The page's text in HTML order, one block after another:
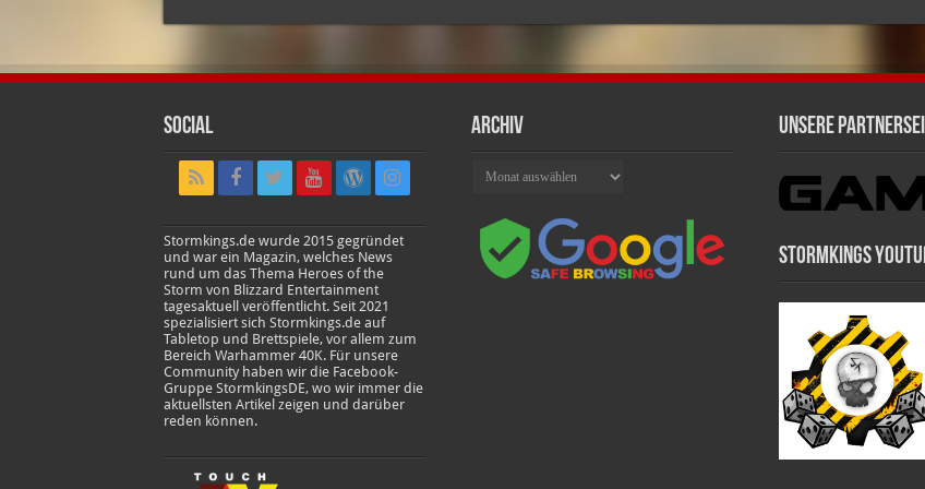
Social
Stormkings.de wurde 2015 gegründet
und war ein Magazin, welches News
rund um das Thema Heroes of the
Storm von Blizzard Entertainment
tagesaktuell veröffentlicht. Seit 2021
spezialisiert sich Stormkings.de auf
Tabletop und Brettspiele, vor allem zum
Bereich Warhammer 40K. Für unsere
Community haben wir die Facebook-
Gruppe StormkingsDE, wo wir immer die
aktuellsten Artikel zeigen und darüber
reden können.
Archiv Unsere
Stormkings